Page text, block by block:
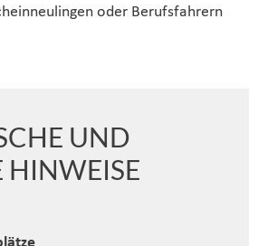
oder Berufsfahrern
UND
HINWEISE